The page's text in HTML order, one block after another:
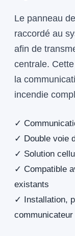
Le panneau
raccordé au
afin de
centrale.
la
incendie
✓
✓ Double voie
✓ Solution
✓ Compatible
existants
✓ Installation,
communicateur